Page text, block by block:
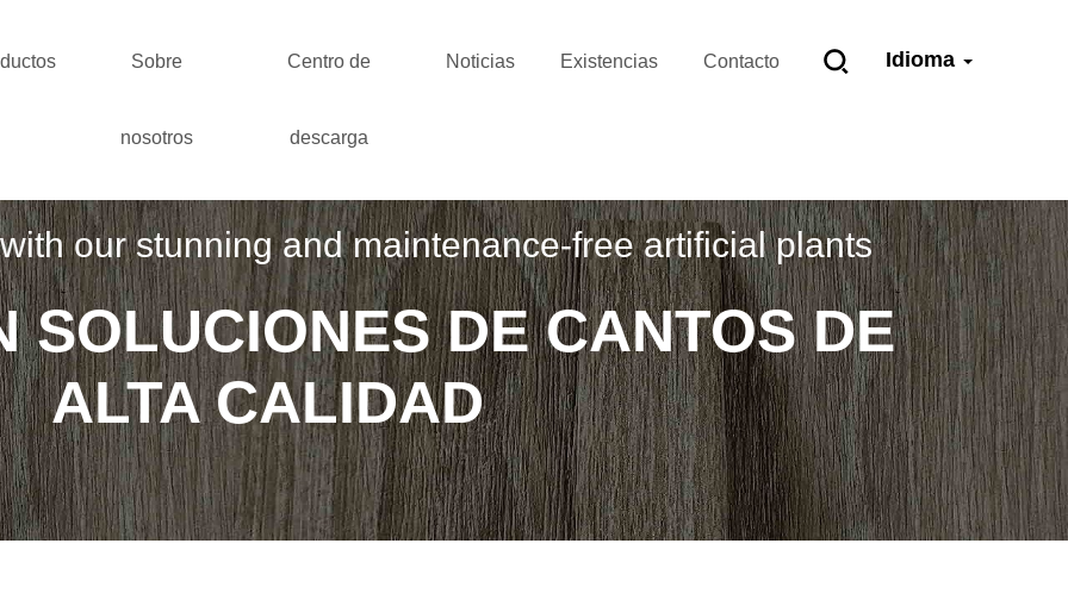
Sobre
nosotros
Centro de
descarga
Noticias Existencias Contacto Idioma
our stunning and maintenance-free artificial plants
SOLUCIONES DE CANTOS DE
ALTA CALIDAD